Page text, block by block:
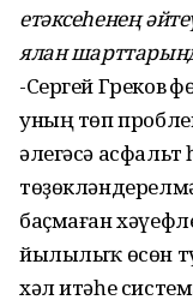
етәксеһенең
ялан
-Сергей Греков
уның төп
әлегәсә
баҫмаған
йылылыҡ өсөн
хәл итәһе